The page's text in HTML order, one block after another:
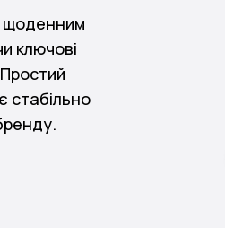
щоденним
ключові
стабільно